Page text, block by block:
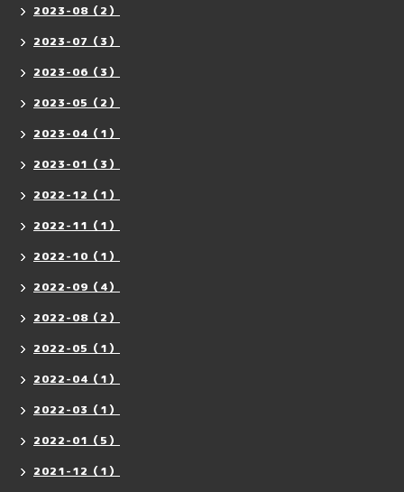
2023-08（2）
2023-07（3）
2023-06（3）
2023-05（2）
2023-04（1）
2023-01（3）
2022-12（1）
2022-11（1）
2022-10（1）
2022-09（4）
2022-08（2）
2022-05（1）
2022-04（1）
2022-03（1）
2022-01（5）
2021-12（1）